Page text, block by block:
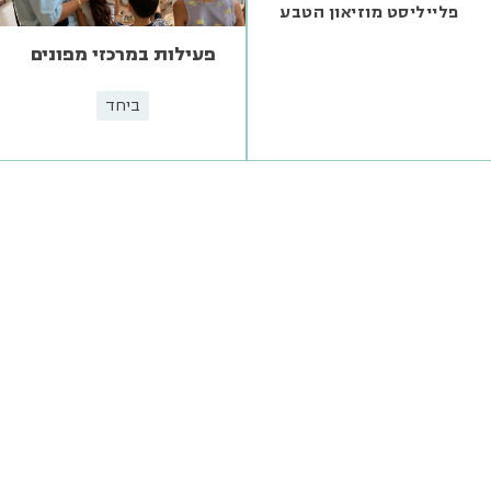
פלייליסט מוזיאון הטבע
פעילות במרכזי מפונים
ביחד